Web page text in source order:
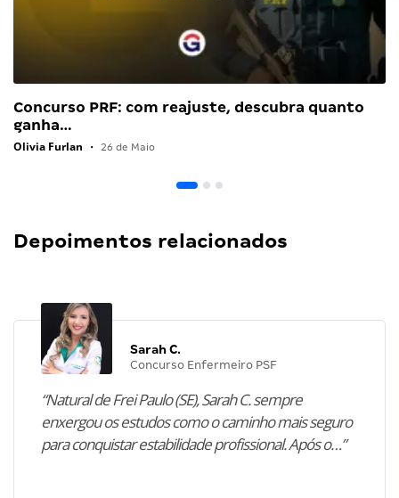
Concurso PRF: com reajuste, descubra quanto
ganha…
Olivia Furlan • 26 de Maio
Depoimentos relacionados
Sarah C.
Concurso Enfermeiro PSF
“Natural de Frei Paulo (SE), Sarah C. sempre
enxergou os estudos como o caminho mais seguro
para conquistar estabilidade profissional. Após o…”